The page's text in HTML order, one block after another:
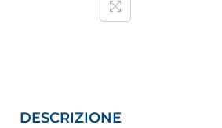
DESCRIZIONE